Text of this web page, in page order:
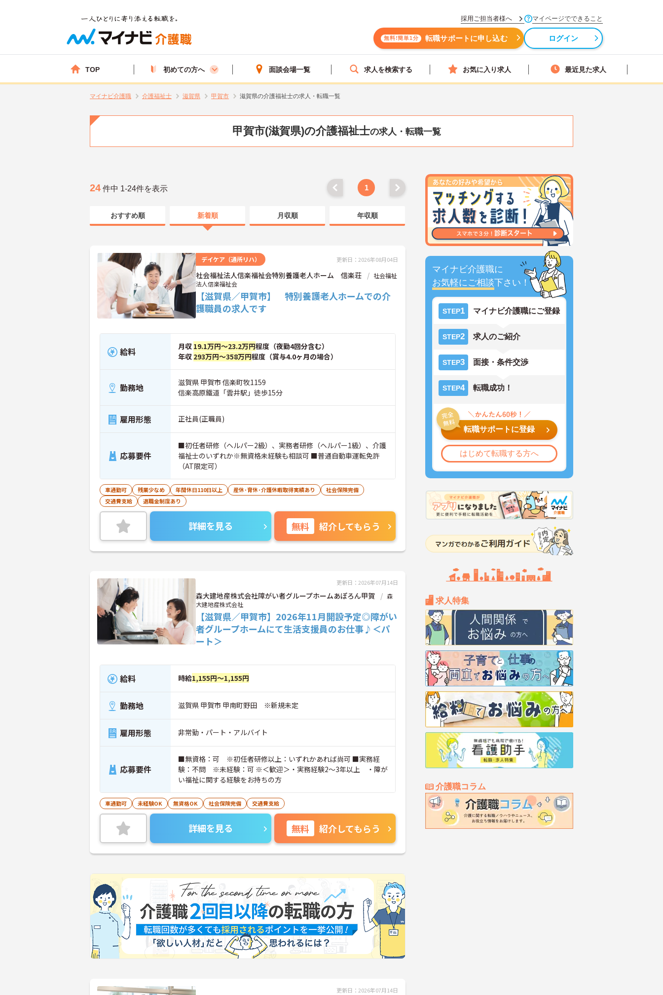
採用ご担当者様へ マイページでできること
無料!簡単1分 転職サポートに申し込む ログイン
TOP 初めての方へ 面談会場一覧 求人を検索する お気に入り求人 最近見た求人
マイナビ介護職 介護福祉士 滋賀県 甲賀市 滋賀県の介護福祉士の求人・転職一覧
甲賀市(滋賀県)の介護福祉士の求人・転職一覧
マイナビ介護職に
お気軽にご相談下さい！
STEP1 マイナビ介護職にご登録
STEP2 求人のご紹介
STEP3 面接・条件交渉
STEP4 転職成功！
転職サポートに登録
はじめて転職する方へ
求人特集
介護職コラム
24 件中 1-24件を表示 1
おすすめ順 新着順 月収順 年収順
デイケア（通所リハ） 更新日：2026年08月04日
社会福祉法人信楽福祉会特別養護老人ホーム 信楽荘
社会福祉
法人信楽福祉会
【滋賀県／甲賀市】 特別養護老人ホームでの介
護職員の求人です
給料 月収 19.1万円～23.2万円程度（夜勤4回分含む）
年収 293万円～358万円程度（賞与4.0ヶ月の場合）
勤務地
滋賀県 甲賀市 信楽町牧1159
信楽高原鐵道「雲井駅」徒歩15分
雇用形態 正社員(正職員)
応募要件
■初任者研修（ヘルパー2級）、実務者研修（ヘルパー1級）、介護
福祉士のいずれか※無資格未経験も相談可 ■普通自動車運転免許
（AT限定可）
車通勤可 残業少なめ 年間休日110日以上 産休･育休･介護休暇取得実績あり
社会保険完備
交通費支給
退職金制度あり
詳細を見る 無料 紹介してもらう
更新日：2026年07月14日
森大建地産株式会社障がい者グループホームあぽろん甲賀
森
大建地産株式会社
【滋賀県／甲賀市】2026年11月開設予定◎障がい
者グループホームにて生活支援員のお仕事♪＜パ
ート＞
給料 時給1,155円～1,155円
勤務地 滋賀県 甲賀市 甲南町野田 ※新規未定
雇用形態 非常勤・パート・アルバイト
応募要件
■無資格：可 ※初任者研修以上：いずれかあれば尚可 ■実務経
験：不問 ※未経験：可 ※＜歓迎＞・実務経験2～3年以上 ・障が
い福祉に関する経験をお持ちの方
車通勤可 未経験OK 無資格OK 社会保険完備 交通費支給
詳細を見る 無料 紹介してもらう
更新日：2026年07月14日